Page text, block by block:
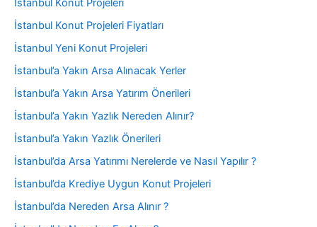
İstanbul Konut Projeleri
İstanbul Konut Projeleri Fiyatları
İstanbul Yeni Konut Projeleri
İstanbul’a Yakın Arsa Alınacak Yerler
İstanbul’a Yakın Arsa Yatırım Önerileri
İstanbul’a Yakın Yazlık Nereden Alınır?
İstanbul’a Yakın Yazlık Önerileri
İstanbul’da Arsa Yatırımı Nerelerde ve Nasıl Yapılır ?
İstanbul’da Krediye Uygun Konut Projeleri
İstanbul’da Nereden Arsa Alınır ?